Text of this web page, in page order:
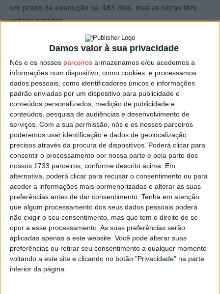
Damos valor à sua privacidade
Nós e os nossos parceiros armazenamos e/ou acedemos a
informações num dispositivo, como cookies, e processamos
dados pessoais, como identificadores únicos e informações
padrão enviadas por um dispositivo para publicidade e
conteúdos personalizados, medição de publicidade e
conteúdos, pesquisa de audiências e desenvolvimento de
serviços. Com a sua permissão, nós e os nossos parceiros
poderemos usar identificação e dados de geolocalização
precisos através da procura de dispositivos. Poderá clicar para
consentir o processamento por nossa parte e pela parte dos
nossos 1733 parceiros, conforme descrito acima. Em
alternativa, poderá clicar para recusar o consentimento ou para
aceder a informações mais pormenorizadas e alterar as suas
preferências antes de dar consentimento. Tenha em atenção
que algum processamento dos seus dados pessoais poderá
não exigir o seu consentimento, mas que tem o direito de se
opor a esse processamento. As suas preferências serão
aplicadas apenas a este website. Você pode alterar suas
preferências ou retirar seu consentimento a qualquer momento
voltando a este site e clicando no botão "Privacidade" na parte
inferior da página.
um prazo de execução de 483 dias, mas as obras têm
estado paradas.
Perante o incumprimento de prazos, o executivo na
autarquia de Viseu decidiu usar os meios legais previstos
para estas situações para que o empreiteiro seja
sancionado.
A lei permite ao empreiteiro um prazo de dez dias para
responder à Câmara de Viseu, com Fernando Ruas
expectante quanto às justificações que venham a ser
dadas, assumindo que se não forem dadas garantias para
continuar, a autarquia terá que fazer um novo concurso.
A obra é financiada pelo Plano de Recuperação e
Resiliência (PRR), e prevê que os três edifícios da Rua do
Gonçalinho, no centro histórico de Viseu, depois de
requalificados, permitam o alojamento de 52 estudantes
em 28 quartos.
O projeto prevê ainda duas cozinhas, duas salas de
refeições, duas salas de convívio, uma sala de estudo,